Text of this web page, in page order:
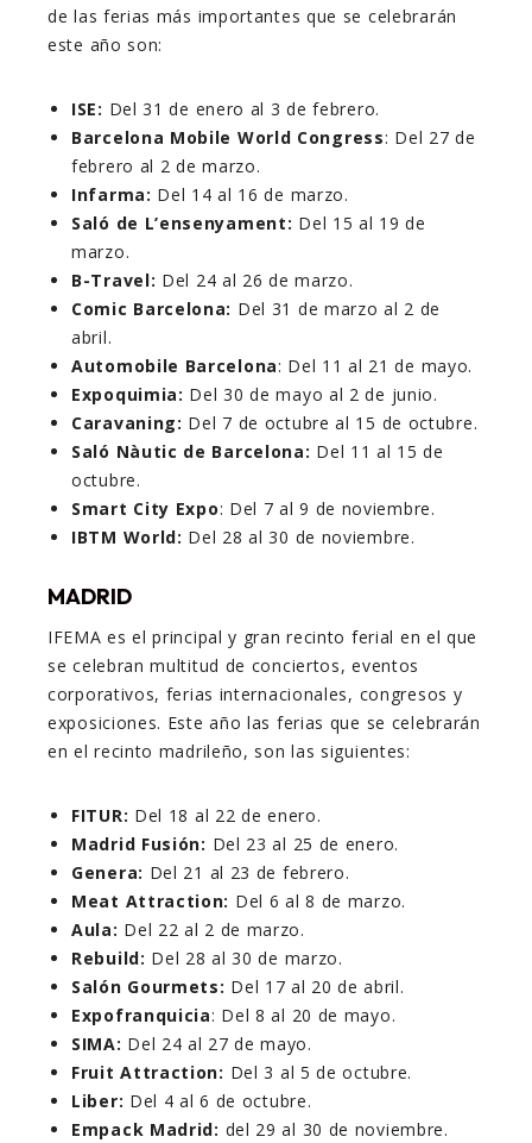
de las ferias más importantes que se celebrarán
este año son:
ISE: Del 31 de enero al 3 de febrero.
Barcelona Mobile World Congress: Del 27 de
febrero al 2 de marzo.
Infarma: Del 14 al 16 de marzo.
Saló de L’ensenyament: Del 15 al 19 de
marzo.
B-Travel: Del 24 al 26 de marzo.
Comic Barcelona: Del 31 de marzo al 2 de
abril.
Automobile Barcelona: Del 11 al 21 de mayo.
Expoquimia: Del 30 de mayo al 2 de junio.
Caravaning: Del 7 de octubre al 15 de octubre.
Saló Nàutic de Barcelona: Del 11 al 15 de
octubre.
Smart City Expo: Del 7 al 9 de noviembre.
IBTM World: Del 28 al 30 de noviembre.
MADRID
IFEMA es el principal y gran recinto ferial en el que
se celebran multitud de conciertos, eventos
corporativos, ferias internacionales, congresos y
exposiciones. Este año las ferias que se celebrarán
en el recinto madrileño, son las siguientes:
FITUR: Del 18 al 22 de enero.
Madrid Fusión: Del 23 al 25 de enero.
Genera: Del 21 al 23 de febrero.
Meat Attraction: Del 6 al 8 de marzo.
Aula: Del 22 al 2 de marzo.
Rebuild: Del 28 al 30 de marzo.
Salón Gourmets: Del 17 al 20 de abril.
Expofranquicia: Del 8 al 20 de mayo.
SIMA: Del 24 al 27 de mayo.
Fruit Attraction: Del 3 al 5 de octubre.
Liber: Del 4 al 6 de octubre.
Empack Madrid: del 29 al 30 de noviembre.